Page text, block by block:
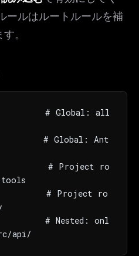
ールはルートルールを補
。
# Global: all
# Global: Ant
# Project ro
# Project ro
# Nested: onl
api/
for AI builders
rules, and LLM
no noise.
digest